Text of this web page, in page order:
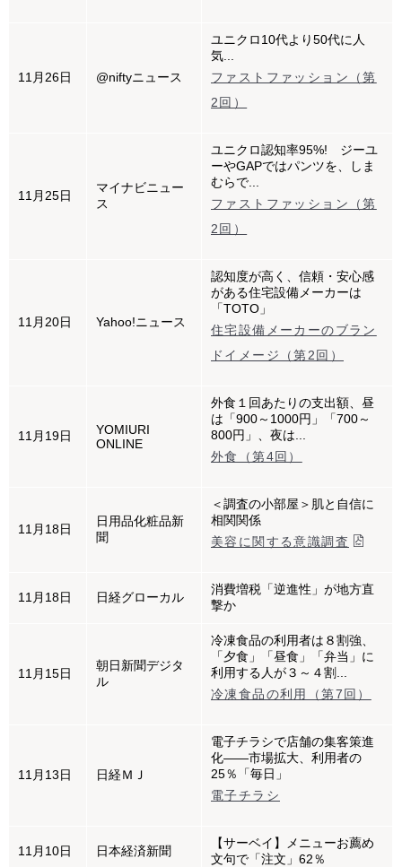
11月26日 @niftyニュース
ユニクロ10代より50代に人
気...
ファストファッション（第
2回）
11月25日
マイナビニュー
ス
ユニクロ認知率95%! ジーユ
ーやGAPではパンツを、しま
むらで...
ファストファッション（第
2回）
11月20日 Yahoo!ニュース
認知度が高く、信頼・安心感
がある住宅設備メーカーは
「TOTO」
住宅設備メーカーのブラン
ドイメージ（第2回）
11月19日
YOMIURI
ONLINE
外食１回あたりの支出額、昼
は「900～1000円」「700～
800円」、夜は...
外食（第4回）
11月18日
日用品化粧品新
聞
＜調査の小部屋＞肌と自信に
相関関係
美容に関する意識調査
11月18日 日経グローカル
消費増税「逆進性」が地方直
撃か
11月15日
朝日新聞デジタ
ル
冷凍食品の利用者は８割強、
「夕食」「昼食」「弁当」に
利用する人が３～４割...
冷凍食品の利用（第7回）
11月13日 日経ＭＪ
電子チラシで店舗の集客策進
化――市場拡大、利用者の
25％「毎日」
電子チラシ
11月10日 日本経済新聞
【サーベイ】メニューお薦め
文句で「注文」62％